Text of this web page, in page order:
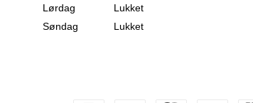
Lørdag
Lukket
Søndag
Lukket